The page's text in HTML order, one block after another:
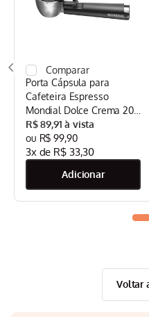
Porta Cápsula para
Cafeteira Espresso
Mondial Dolce Crema 20
Bar Mondial Preto/Inox -
CPC-DG
R$ 89,91
R$ 99,90
3x de R$ 33,30
Voltar